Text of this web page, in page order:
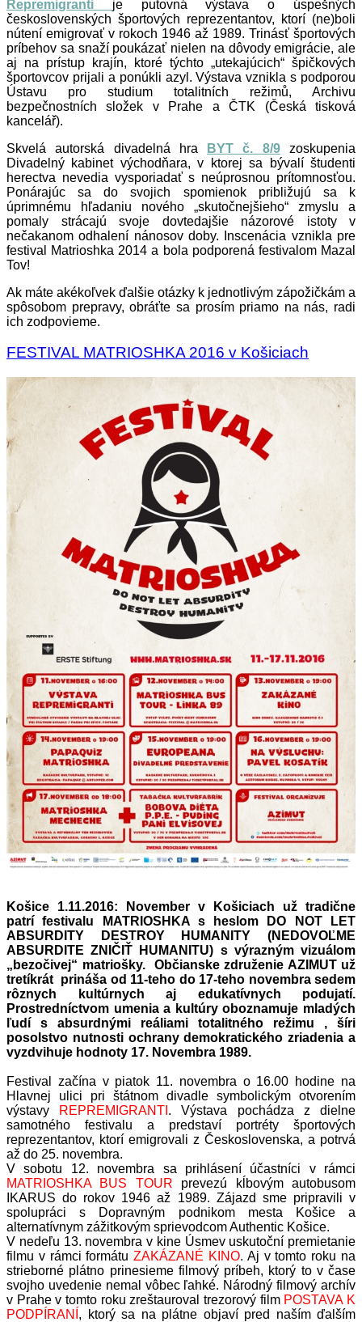
Repremigranti
je putovná výstava o úspešných
československých športových reprezentantov, ktorí (ne)boli
nútení emigrovať v rokoch 1946 až 1989. Trinásť športových
príbehov sa snaží poukázať nielen na dôvody emigrácie, ale
aj na prístup krajín, ktoré týchto „utekajúcich“ špičkových
športovcov prijali a ponúkli azyl. Výstava vznikla s podporou
Ústavu pro studium totalitních režimů, Archivu
bezpečnostních složek v Prahe a ČTK (Česká tisková
kancelář).
Skvelá autorská divadelná hra
BYT č. 8/9zoskupenia
Divadelný kabinet východňara, v ktorej sa bývalí študenti
herectva nevedia vysporiadať s neúprosnou prítomnosťou.
Ponárajúc sa do svojich spomienok približujú sa k
úprimnému hľadaniu nového „skutočnejšieho“ zmyslu a
pomaly strácajú svoje dovtedajšie názorové istoty v
nečakanom odhalení nánosov doby. Inscenácia vznikla pre
festival Matrioshka 2014 a bola podporená festivalom Mazal
Tov!
Ak máte akékoľvek ďalšie otázky k jednotlivým zápožičkám a
spôsobom prepravy, obráťte sa prosím priamo na nás, radi
ich zodpovieme.
FESTIVAL MATRIOSHKA 2016 v Košiciach
Košice 1.11.2016: November v Košiciach už tradične
patrí festivalu MATRIOSHKA s heslom DO NOT LET
ABSURDITY DESTROY HUMANITY (NEDOVOĽME
ABSURDITE ZNIČIŤ HUMANITU) s výrazným vizuálom
„bezočivej“ matriošky. Občianske združenie AZIMUT už
tretíkrát prináša od 11-teho do 17-teho novembra sedem
rôznych kultúrnych aj edukatívnych podujatí.
Prostredníctvom umenia a kultúry oboznamuje mladých
ľudí s absurdnými reáliami totalitného režimu , šíri
posolstvo nutnosti ochrany demokratického zriadenia a
vyzdvihuje hodnoty 17. Novembra 1989.
Festival začína v piatok 11. novembra o 16.00 hodine na
Hlavnej ulici pri štátnom divadle symbolickým otvorením
výstavy
REPREMIGRANTI . Výstava pochádza z dielne
samotného festivalu a predstaví portréty športových
reprezentantov, ktorí emigrovali z Československa, a potrvá
až do 25. novembra.
V sobotu 12. novembra sa prihlásení účastníci v rámci
MATRIOSHKA BUS TOUR prevezú kĺbovým autobusom
IKARUS do rokov 1946 až 1989. Zájazd sme pripravili v
spolupráci s Dopravným podnikom mesta Košice a
alternatívnym zážitkovým sprievodcom Authentic Košice.
V nedeľu 13. novembra v kine Úsmev uskutoční premietanie
filmu v rámci formátuZAKÁZANÉ KINO. Aj v tomto roku na
strieborné plátno prinesieme filmový príbeh, ktorý to v čase
svojho uvedenie nemal vôbec ľahké. Národný filmový archív
v Prahe v tomto roku zreštauroval trezorový film POSTAVA K
PODPÍRANÍ , ktorý sa na plátne objaví pred naším ďalším